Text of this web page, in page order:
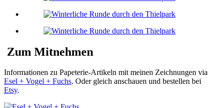
Zum Mitnehmen
Informationen zu Papeterie-Artikeln mit meinen Zeichnungen via
Esel + Vogel + Fuchs. Oder gleich anschauen und bestellen bei
Etsy.